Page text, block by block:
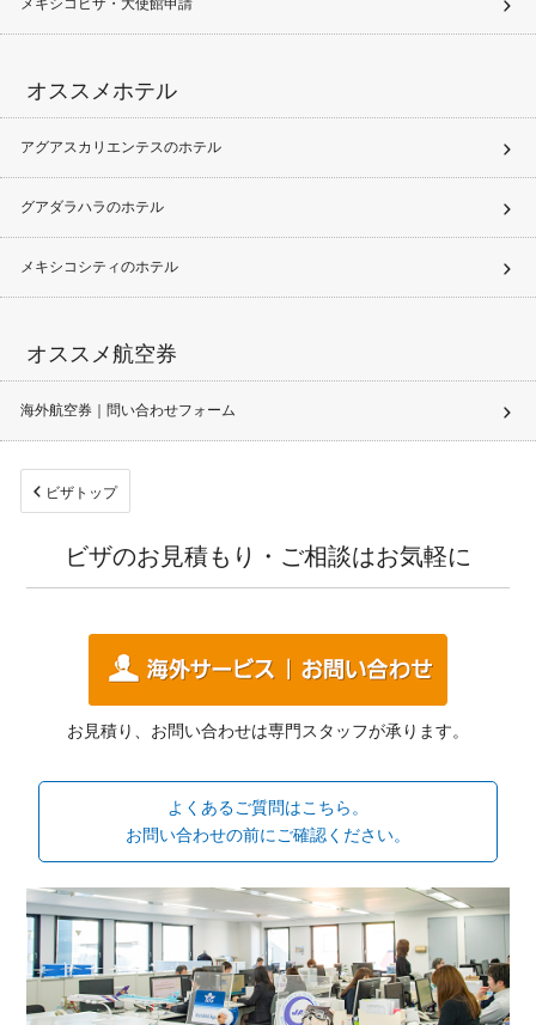
メキシコビザ・大使館申請
オススメホテル
アグアスカリエンテスのホテル
グアダラハラのホテル
メキシコシティのホテル
オススメ航空券
海外航空券｜問い合わせフォーム
ビザトップ
ビザのお見積もり・ご相談はお気軽に
お見積り、お問い合わせは専門スタッフが承ります。
よくあるご質問はこちら。
お問い合わせの前にご確認ください。